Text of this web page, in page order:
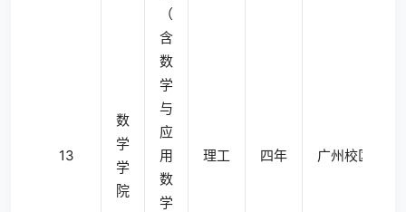
13
数
学
学
院
（
含
数
学
与
应
用
数
学
理工 四年 广州校区南校